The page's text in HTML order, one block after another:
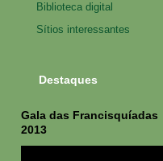
Biblioteca digital
Sítios interessantes
Destaques
Gala das Francisquíadas
2013